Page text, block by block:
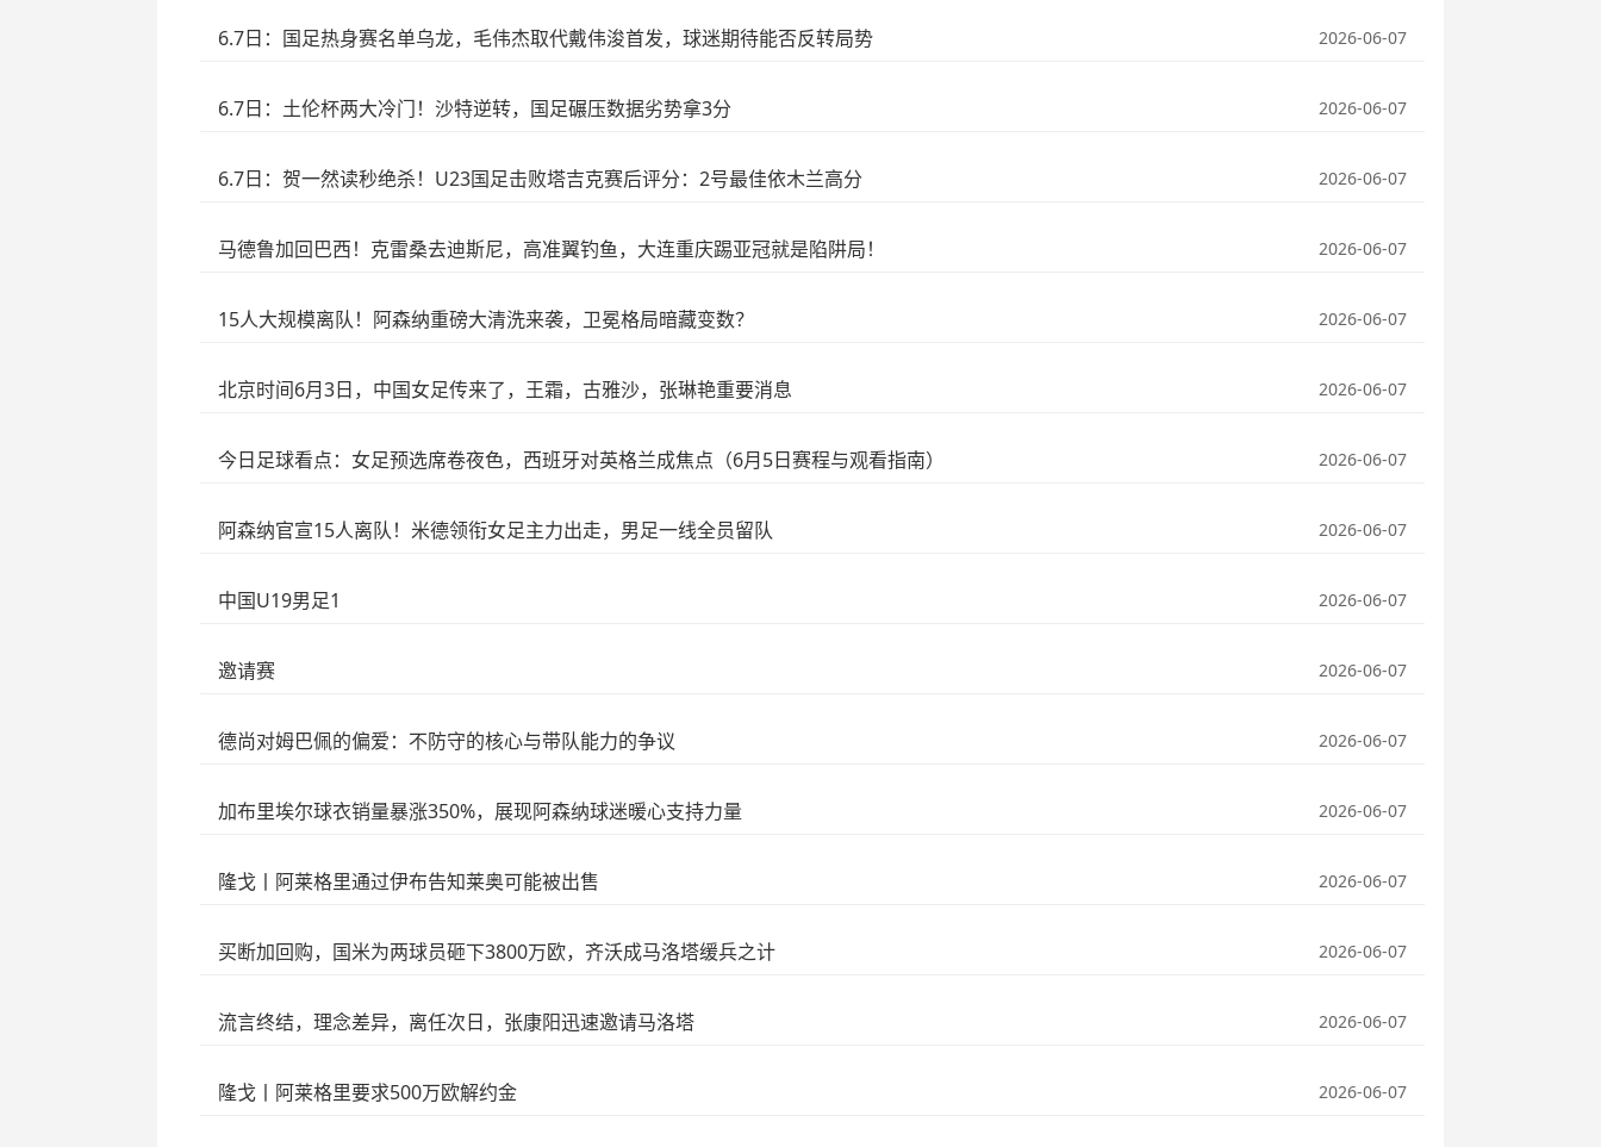
6.7日：国足热身赛名单乌龙，毛伟杰取代戴伟浚首发，球迷期待能否反转局势 2026-06-07
6.7日：土伦杯两大冷门！沙特逆转，国足碾压数据劣势拿3分 2026-06-07
6.7日：贺一然读秒绝杀！U23国足击败塔吉克赛后评分：2号最佳依木兰高分 2026-06-07
马德鲁加回巴西！克雷桑去迪斯尼，高准翼钓鱼，大连重庆踢亚冠就是陷阱局！ 2026-06-07
15人大规模离队！阿森纳重磅大清洗来袭，卫冕格局暗藏变数？ 2026-06-07
北京时间6月3日，中国女足传来了，王霜，古雅沙，张琳艳重要消息 2026-06-07
今日足球看点：女足预选席卷夜色，西班牙对英格兰成焦点（6月5日赛程与观看指南） 2026-06-07
阿森纳官宣15人离队！米德领衔女足主力出走，男足一线全员留队 2026-06-07
中国U19男足1 2026-06-07
邀请赛 2026-06-07
德尚对姆巴佩的偏爱：不防守的核心与带队能力的争议 2026-06-07
加布里埃尔球衣销量暴涨350%，展现阿森纳球迷暖心支持力量 2026-06-07
隆戈丨阿莱格里通过伊布告知莱奥可能被出售 2026-06-07
买断加回购，国米为两球员砸下3800万欧，齐沃成马洛塔缓兵之计 2026-06-07
流言终结，理念差异，离任次日，张康阳迅速邀请马洛塔 2026-06-07
隆戈丨阿莱格里要求500万欧解约金 2026-06-07